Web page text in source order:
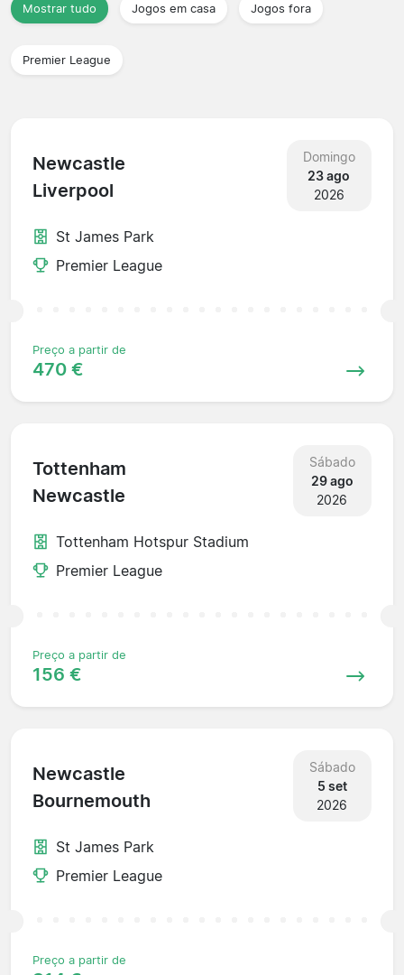
Mostrar tudo Jogos em casa Jogos fora
Premier League
Newcastle
Liverpool
Domingo
23 ago
2026
St James Park
Premier League
Preço a partir de
470 €
Tottenham
Newcastle
Sábado
29 ago
2026
Tottenham Hotspur Stadium
Premier League
Preço a partir de
156 €
Newcastle
Bournemouth
Sábado
5 set
2026
St James Park
Premier League
Preço a partir de